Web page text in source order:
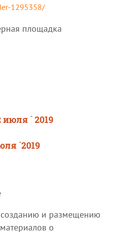
1295358/
площадка
июля ` 2019
`2019
созданию и размещению
о